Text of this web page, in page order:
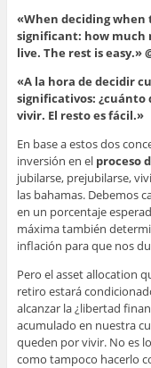
«When deciding
significant: how much
live. The rest is easy.»
«A la hora de decidir
significativos: ¿cuánto
vivir. El resto es fácil.»
En base a estos dos
inversión en el proceso
jubilarse, prejubilarse,
las bahamas. Debemos
en un porcentaje
máxima también
inflación para que nos
Pero el asset allocation
retiro estará
alcanzar la ¿libertad
acumulado en nuestra
queden por vivir. No es
como tampoco hacerlo